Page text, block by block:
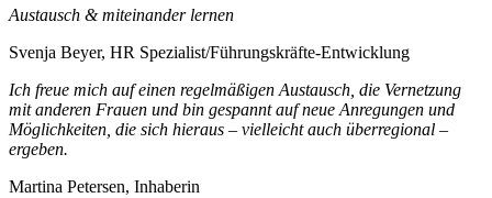
Austausch & miteinander lernen
Svenja Beyer, HR Spezialist/Führungskräfte-Entwicklung
Ich freue mich auf einen regelmäßigen Austausch, die Vernetzung
mit anderen Frauen und bin gespannt auf neue Anregungen und
Möglichkeiten, die sich hieraus – vielleicht auch überregional –
ergeben.
Martina Petersen, Inhaberin